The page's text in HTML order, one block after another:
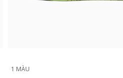
1 MÀU